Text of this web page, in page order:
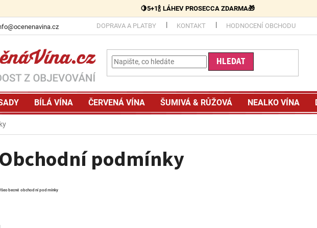
🍋5+1🍾 LÁHEV PROSECCA ZDARMA🎁
DOPRAVA A PLATBY KONTAKT HODNOCENÍ OBCHODU
HLEDAT
BÍLÁ VÍNA ČERVENÁ VÍNA ŠUMIVÁ & RŮŽOVÁ NEALKO VÍNA
Obchodní podmínky
obchodní podmínky